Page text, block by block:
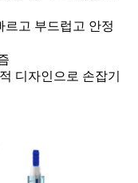
르고 부드럽고 안정
디자인으로 손잡기